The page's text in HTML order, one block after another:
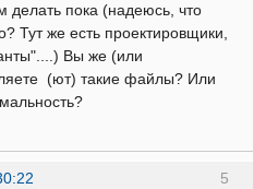
делать пока (надеюсь, что
Тут же есть проектировщики,
Вы же (или
(ют) такие файлы? Или
5